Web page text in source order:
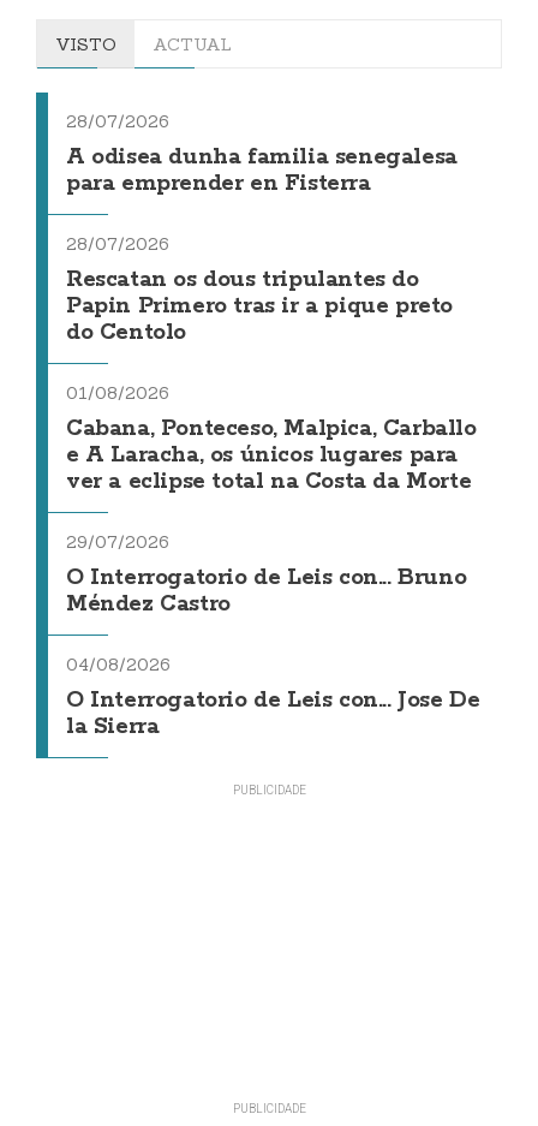
VISTO ACTUAL
28/07/2026
A odisea dunha familia senegalesa
para emprender en Fisterra
28/07/2026
Rescatan os dous tripulantes do
Papin Primero tras ir a pique preto
do Centolo
01/08/2026
Cabana, Ponteceso, Malpica, Carballo
e A Laracha, os únicos lugares para
ver a eclipse total na Costa da Morte
29/07/2026
O Interrogatorio de Leis con... Bruno
Méndez Castro
04/08/2026
O Interrogatorio de Leis con... Jose De
la Sierra